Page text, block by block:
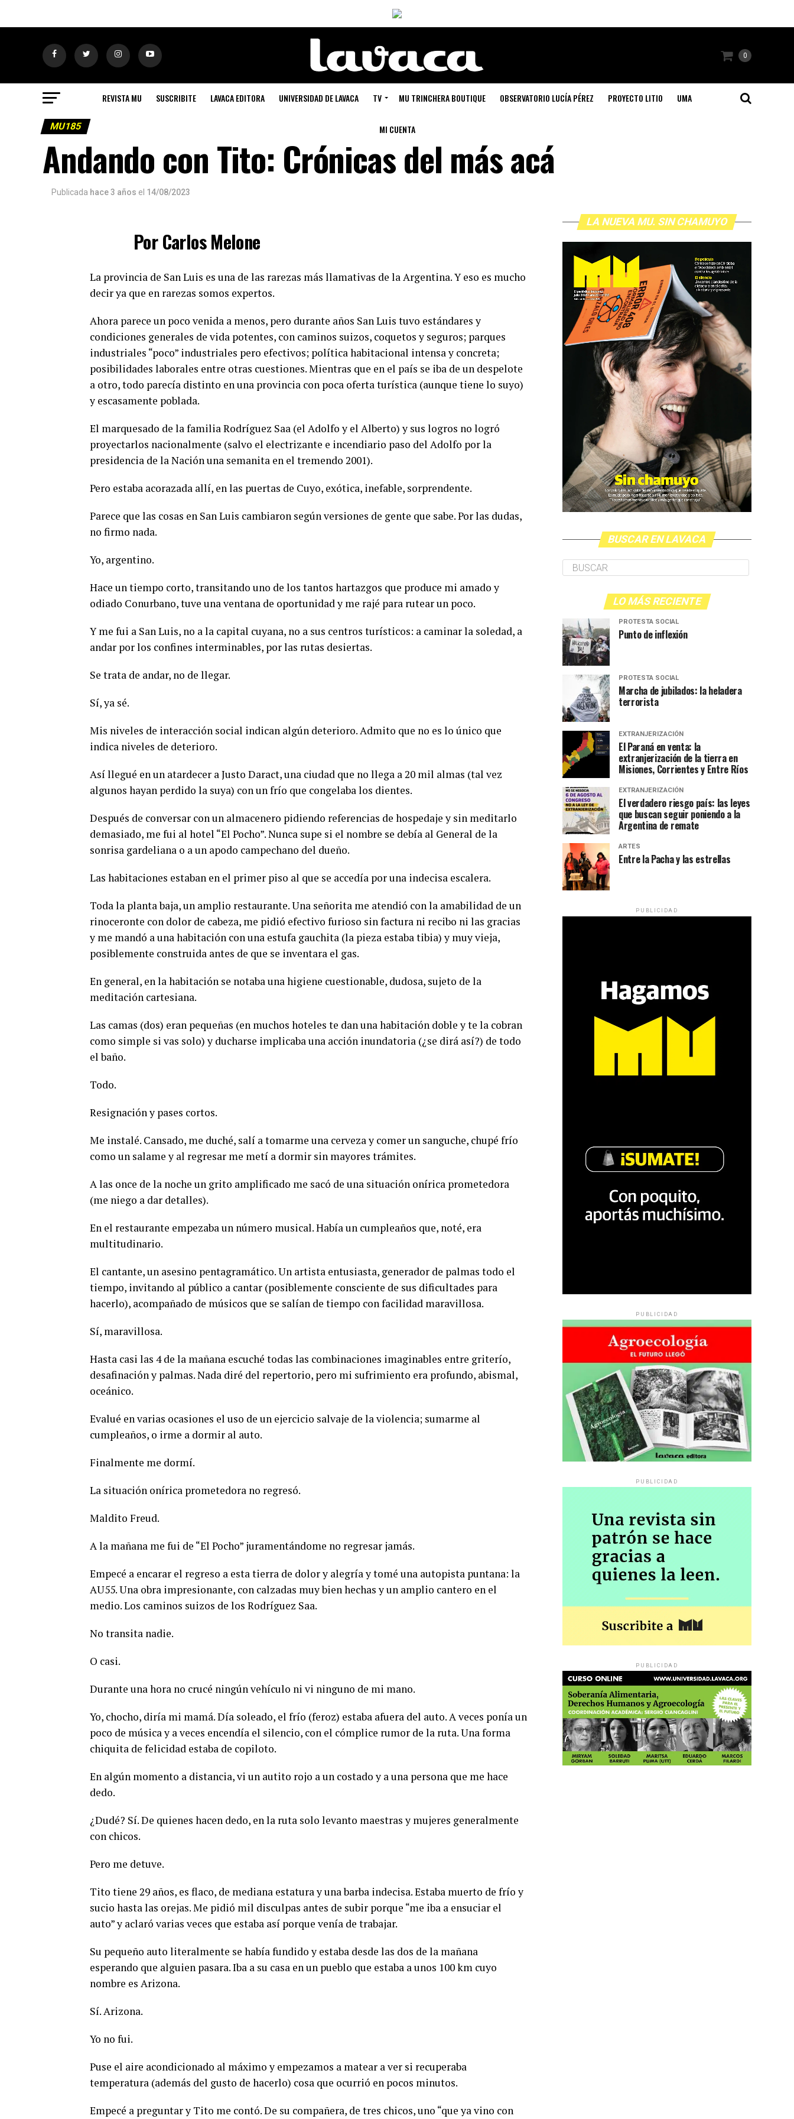
0
REVISTA MU SUSCRIBITE LAVACA EDITORA UNIVERSIDAD DE LAVACA TV MU TRINCHERA BOUTIQUE OBSERVATORIO LUCÍA PÉREZ PROYECTO LITIO UMA
MI CUENTA
MU185
Andando con Tito: Crónicas del más acá
Publicada hace 3 años el 14/08/2023
Por Carlos Melone
La provincia de San Luis es una de las rarezas más llamativas de la Argentina. Y eso es mucho
decir ya que en rarezas somos expertos.
Ahora parece un poco venida a menos, pero durante años San Luis tuvo estándares y
condiciones generales de vida potentes, con caminos suizos, coquetos y seguros; parques
industriales “poco” industriales pero efectivos; política habitacional intensa y concreta;
posibilidades laborales entre otras cuestiones. Mientras que en el país se iba de un despelote
a otro, todo parecía distinto en una provincia con poca oferta turística (aunque tiene lo suyo)
y escasamente poblada.
El marquesado de la familia Rodríguez Saa (el Adolfo y el Alberto) y sus logros no logró
proyectarlos nacionalmente (salvo el electrizante e incendiario paso del Adolfo por la
presidencia de la Nación una semanita en el tremendo 2001).
Pero estaba acorazada allí, en las puertas de Cuyo, exótica, inefable, sorprendente.
Parece que las cosas en San Luis cambiaron según versiones de gente que sabe. Por las dudas,
no firmo nada.
Yo, argentino.
Hace un tiempo corto, transitando uno de los tantos hartazgos que produce mi amado y
odiado Conurbano, tuve una ventana de oportunidad y me rajé para rutear un poco.
Y me fui a San Luis, no a la capital cuyana, no a sus centros turísticos: a caminar la soledad, a
andar por los confines interminables, por las rutas desiertas.
Se trata de andar, no de llegar.
Sí, ya sé.
Mis niveles de interacción social indican algún deterioro. Admito que no es lo único que
indica niveles de deterioro.
Así llegué en un atardecer a Justo Daract, una ciudad que no llega a 20 mil almas (tal vez
algunos hayan perdido la suya) con un frío que congelaba los dientes.
Después de conversar con un almacenero pidiendo referencias de hospedaje y sin meditarlo
demasiado, me fui al hotel “El Pocho”. Nunca supe si el nombre se debía al General de la
sonrisa gardeliana o a un apodo campechano del dueño.
Las habitaciones estaban en el primer piso al que se accedía por una indecisa escalera.
Toda la planta baja, un amplio restaurante. Una señorita me atendió con la amabilidad de un
rinoceronte con dolor de cabeza, me pidió efectivo furioso sin factura ni recibo ni las gracias
y me mandó a una habitación con una estufa gauchita (la pieza estaba tibia) y muy vieja,
posiblemente construida antes de que se inventara el gas.
En general, en la habitación se notaba una higiene cuestionable, dudosa, sujeto de la
meditación cartesiana.
Las camas (dos) eran pequeñas (en muchos hoteles te dan una habitación doble y te la cobran
como simple si vas solo) y ducharse implicaba una acción inundatoria (¿se dirá así?) de todo
el baño.
Todo.
Resignación y pases cortos.
Me instalé. Cansado, me duché, salí a tomarme una cerveza y comer un sanguche, chupé frío
como un salame y al regresar me metí a dormir sin mayores trámites.
A las once de la noche un grito amplificado me sacó de una situación onírica prometedora
(me niego a dar detalles).
En el restaurante empezaba un número musical. Había un cumpleaños que, noté, era
multitudinario.
El cantante, un asesino pentagramático. Un artista entusiasta, generador de palmas todo el
tiempo, invitando al público a cantar (posiblemente consciente de sus dificultades para
hacerlo), acompañado de músicos que se salían de tiempo con facilidad maravillosa.
Sí, maravillosa.
Hasta casi las 4 de la mañana escuché todas las combinaciones imaginables entre griterío,
desafinación y palmas. Nada diré del repertorio, pero mi sufrimiento era profundo, abismal,
oceánico.
Evalué en varias ocasiones el uso de un ejercicio salvaje de la violencia; sumarme al
cumpleaños, o irme a dormir al auto.
Finalmente me dormí.
La situación onírica prometedora no regresó.
Maldito Freud.
A la mañana me fui de “El Pocho” juramentándome no regresar jamás.
Empecé a encarar el regreso a esta tierra de dolor y alegría y tomé una autopista puntana: la
AU55. Una obra impresionante, con calzadas muy bien hechas y un amplio cantero en el
medio. Los caminos suizos de los Rodríguez Saa.
No transita nadie.
O casi.
Durante una hora no crucé ningún vehículo ni vi ninguno de mi mano.
Yo, chocho, diría mi mamá. Día soleado, el frío (feroz) estaba afuera del auto. A veces ponía un
poco de música y a veces encendía el silencio, con el cómplice rumor de la ruta. Una forma
chiquita de felicidad estaba de copiloto.
En algún momento a distancia, vi un autito rojo a un costado y a una persona que me hace
dedo.
¿Dudé? Sí. De quienes hacen dedo, en la ruta solo levanto maestras y mujeres generalmente
con chicos.
Pero me detuve.
Tito tiene 29 años, es flaco, de mediana estatura y una barba indecisa. Estaba muerto de frío y
sucio hasta las orejas. Me pidió mil disculpas antes de subir porque “me iba a ensuciar el
auto” y aclaró varias veces que estaba así porque venía de trabajar.
Su pequeño auto literalmente se había fundido y estaba desde las dos de la mañana
esperando que alguien pasara. Iba a su casa en un pueblo que estaba a unos 100 km cuyo
nombre es Arizona.
Sí. Arizona.
Yo no fui.
Puse el aire acondicionado al máximo y empezamos a matear a ver si recuperaba
temperatura (además del gusto de hacerlo) cosa que ocurrió en pocos minutos.
Empecé a preguntar y Tito me contó. De su compañera, de tres chicos, uno “que ya vino con
LA NUEVA MU. SIN CHAMUYO
BUSCAR EN LAVACA
LO MÁS RECIENTE
PROTESTA SOCIAL
Punto de inflexión
PROTESTA SOCIAL
Marcha de jubilados: la heladera
terrorista
EXTRANJERIZACIÓN
El Paraná en venta: la
extranjerización de la tierra en
Misiones, Corrientes y Entre Ríos
EXTRANJERIZACIÓN
El verdadero riesgo país: las leyes
que buscan seguir poniendo a la
Argentina de remate
ARTES
Entre la Pacha y las estrellas
PUBLICIDAD
PUBLICIDAD
PUBLICIDAD
PUBLICIDAD